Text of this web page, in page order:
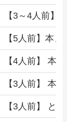
【3～4人前】
【5人前】本
【4人前】 本
【3人前】 本
【3人前】 と